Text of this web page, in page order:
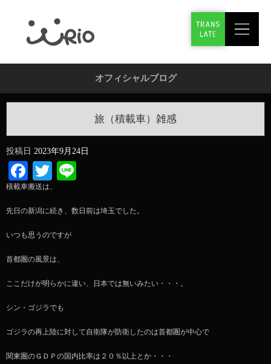
オフィシャルブログ
旅（積載車）雑感
投稿日 2023年9月24日
Facebook
Twitter
積載車搬送は、
先日の新潟に続き、数日前は埼玉でした。
いつも思うのですが
首都圏の風景は、
ここだけが明らかに違い、日本では無いみたい・・・。
シン・ゴジラでも
ゴジラの再上陸に対して自衛隊が防衛したのは首都圏が中心で
関東圏のＧＤＰの国内比率は２０％以上とか・・・